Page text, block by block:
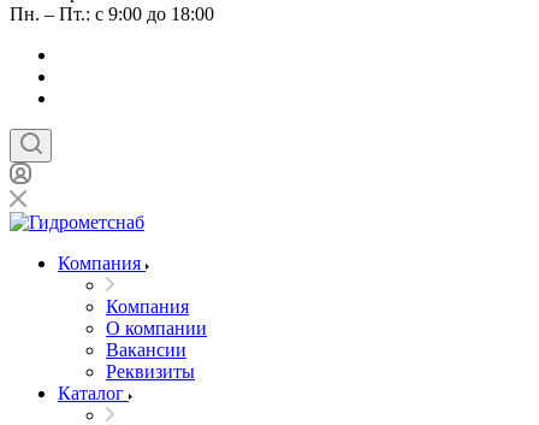
Пн. – Пт.: с 9:00 до 18:00
Компания
Компания
О компании
Вакансии
Реквизиты
Каталог